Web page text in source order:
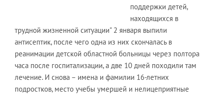
поддержки детей,
находящихся в
трудной жизненной ситуации" 2 января выпили
антисептик, после чего одна из них скончалась в
реанимации детской областной больницы через полтора
часа после госпитализации, а две 10 дней походили там
лечение. И снова – имена и фамилии 16-летних
подростков, место учебы умершей и нелицеприятные